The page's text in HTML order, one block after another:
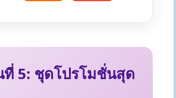
5: ชุดโปรโมชั่นสุด